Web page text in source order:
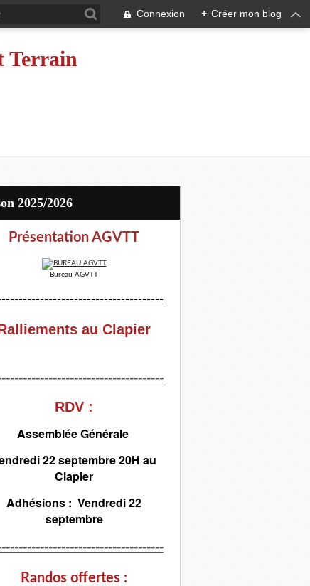
Connexion + Créer mon blog
Terrain
2025/2026
Présentation AGVTT
Bureau AGVTT
au Clapier
RDV :
Assemblée Générale
22 septembre 20H au
Clapier
Adhésions : Vendredi 22
septembre
Randos offertes :